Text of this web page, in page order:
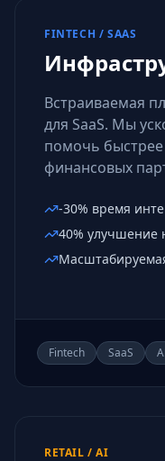
FINTECH / SAAS
Встраиваемая
для SaaS. Мы
помочь
финансовых
-30% время
40% улучшение
Fintech SaaS
RETAIL / AI